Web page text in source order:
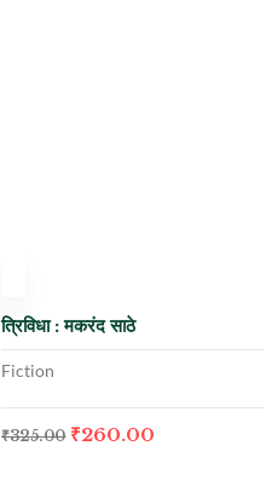
त्रिविधा : मकरंद साठे
Fiction
₹325.00 ₹260.00